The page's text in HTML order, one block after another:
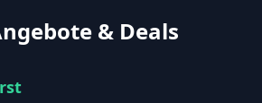
& Deals